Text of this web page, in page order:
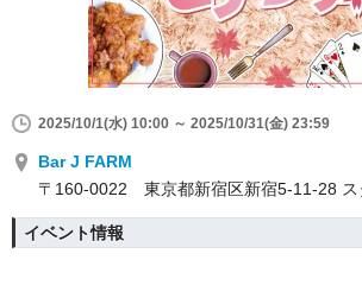
2025/10/1(水) 10:00 ～ 2025/10/31(金) 23:59
Bar J FARM
〒160-0022 東京都新宿区新宿5-11-28 ス
イベント情報